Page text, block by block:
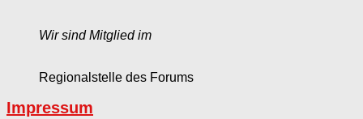
Wir sind Mitglied im
Regionalstelle des Forums
Impressum